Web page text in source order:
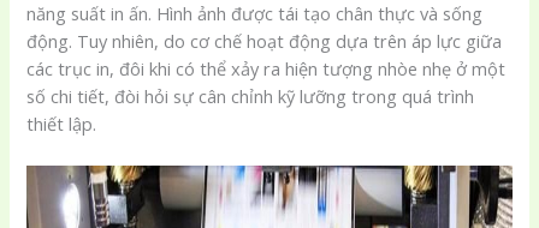
năng suất in ấn. Hình ảnh được tái tạo chân thực và sống
động. Tuy nhiên, do cơ chế hoạt động dựa trên áp lực giữa
các trục in, đôi khi có thể xảy ra hiện tượng nhòe nhẹ ở một
số chi tiết, đòi hỏi sự cân chỉnh kỹ lưỡng trong quá trình
thiết lập.